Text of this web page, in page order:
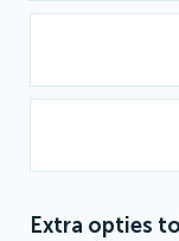
Extra opties